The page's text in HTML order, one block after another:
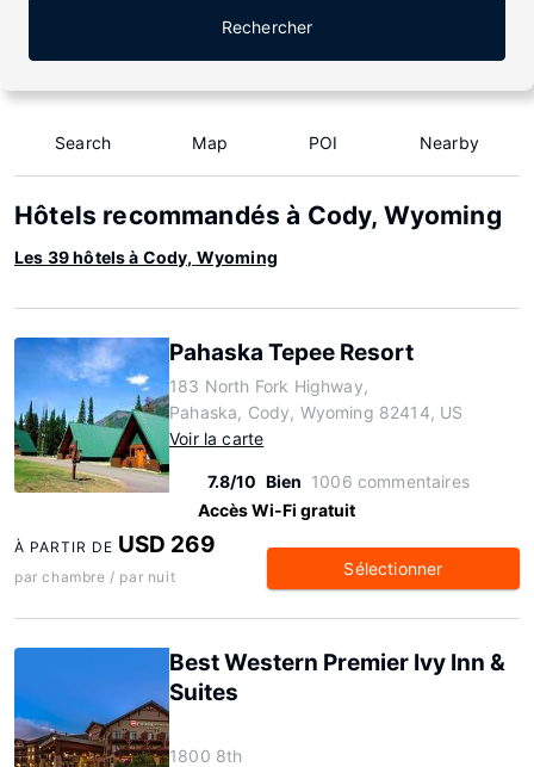
Rechercher
Search Map POI Nearby
Hôtels recommandés à Cody, Wyoming
Les 39 hôtels à Cody, Wyoming
Pahaska Tepee Resort
183 North Fork Highway,
Pahaska, Cody, Wyoming 82414, US
Voir la carte
7.8/10 Bien 1006 commentaires
Accès Wi-Fi gratuit
À PARTIR DE USD 269
par chambre / par nuit Sélectionner
Best Western Premier Ivy Inn &
Suites
1800 8th